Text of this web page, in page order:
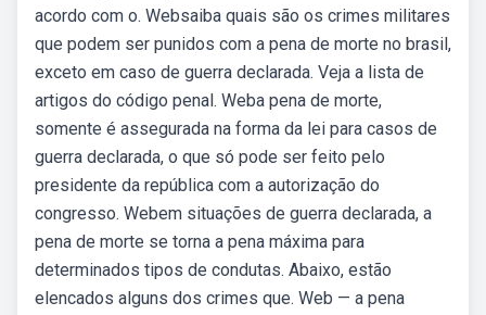
acordo com o. Websaiba quais são os crimes militares
que podem ser punidos com a pena de morte no brasil,
exceto em caso de guerra declarada. Veja a lista de
artigos do código penal. Weba pena de morte,
somente é assegurada na forma da lei para casos de
guerra declarada, o que só pode ser feito pelo
presidente da república com a autorização do
congresso. Webem situações de guerra declarada, a
pena de morte se torna a pena máxima para
determinados tipos de condutas. Abaixo, estão
elencados alguns dos crimes que. Web — a pena